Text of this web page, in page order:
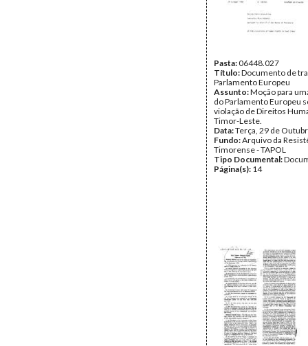
Pasta:06448.027
Título:Documento de
Parlamento Europeu
Assunto:Moção para
do Parlamento Europeu
violação de Direitos
Timor-Leste.
Data:Terça, 29 de
Fundo:Arquivo da
Timorense - TAPOL
Tipo Documental:
Página(s): 14